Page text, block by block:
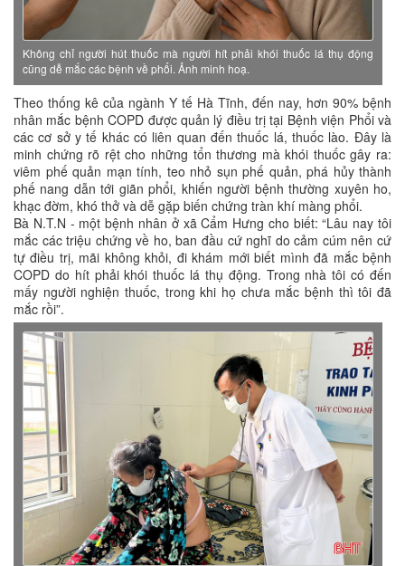
Không chỉ người hút thuốc mà người hít phải khói thuốc lá thụ động
cũng dễ mắc các bệnh về phổi. Ảnh minh hoạ.
Theo thống kê của ngành Y tế Hà Tĩnh, đến nay, hơn 90% bệnh
nhân mắc bệnh COPD được quản lý điều trị tại Bệnh viện Phổi và
các cơ sở y tế khác có liên quan đến thuốc lá, thuốc lào. Đây là
minh chứng rõ rệt cho những tổn thương mà khói thuốc gây ra:
viêm phế quản mạn tính, teo nhỏ sụn phế quản, phá hủy thành
phế nang dẫn tới giãn phổi, khiến người bệnh thường xuyên ho,
khạc đờm, khó thở và dễ gặp biến chứng tràn khí màng phổi.
Bà N.T.N - một bệnh nhân ở xã Cẩm Hưng cho biết: “Lâu nay tôi
mắc các triệu chứng về ho, ban đầu cứ nghĩ do cảm cúm nên cứ
tự điều trị, mãi không khỏi, đi khám mới biết mình đã mắc bệnh
COPD do hít phải khói thuốc lá thụ động. Trong nhà tôi có đến
mấy người nghiện thuốc, trong khi họ chưa mắc bệnh thì tôi đã
mắc rồi”.